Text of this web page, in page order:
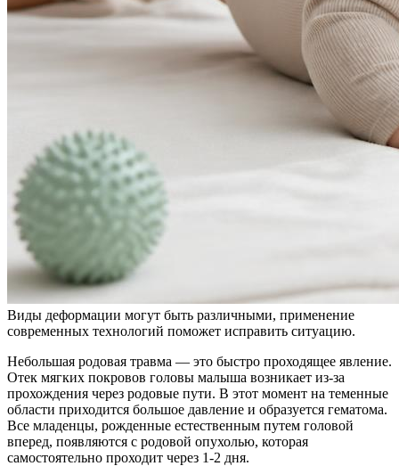
Виды деформации могут быть различными, применение
современных технологий поможет исправить ситуацию.
Небольшая родовая травма — это быстро проходящее явление.
Отек мягких покровов головы малыша возникает из-за
прохождения через родовые пути. В этот момент на теменные
области приходится большое давление и образуется гематома.
Все младенцы, рожденные естественным путем головой
вперед, появляются с родовой опухолью, которая
самостоятельно проходит через 1-2 дня.